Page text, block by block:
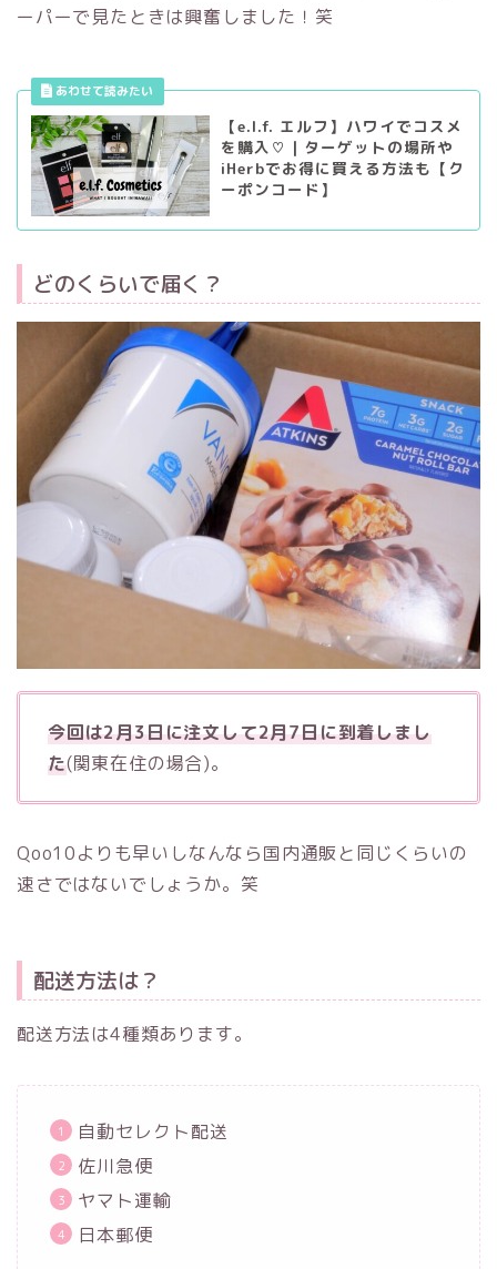
ーパーで見たときは興奮しました！笑
【e.l.f. エルフ】ハワイでコスメ
を購入♡｜ターゲットの場所や
iHerbでお得に買える方法も【ク
ーポンコード】
どのくらいで届く？
今回は2月3日に注文して2月7日に到着しまし
た(関東在住の場合)。
Qoo10よりも早いしなんなら国内通販と同じくらいの
速さではないでしょうか。笑
配送方法は？
配送方法は4種類あります。
自動セレクト配送
佐川急便
ヤマト運輸
日本郵便